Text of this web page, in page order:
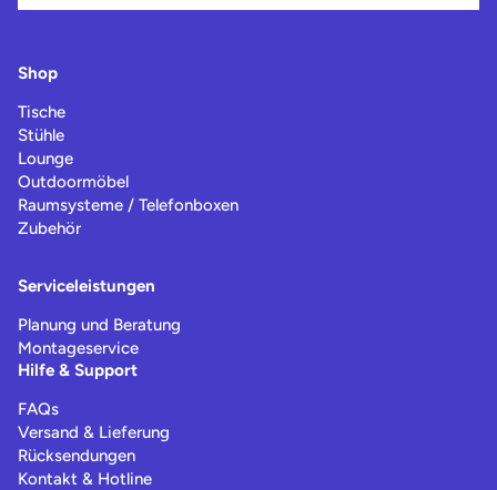
Shop
Tische
Stühle
Lounge
Outdoormöbel
Raumsysteme / Telefonboxen
Zubehör
Serviceleistungen
Planung und Beratung
Montageservice
Hilfe & Support
FAQs
Versand & Lieferung
Rücksendungen
Kontakt & Hotline